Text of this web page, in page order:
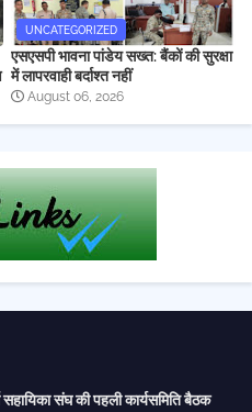
UNCATEGORIZED
एसएसपी भावना पांडेय सख्त: बैंकों की सुरक्षा
में लापरवाही बर्दाश्त नहीं
August 06, 2026
सहायिका संघ की पहली कार्यसमिति बैठक